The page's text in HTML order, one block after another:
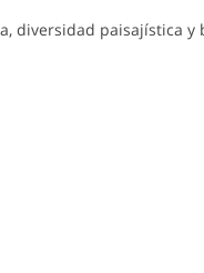
paisajística